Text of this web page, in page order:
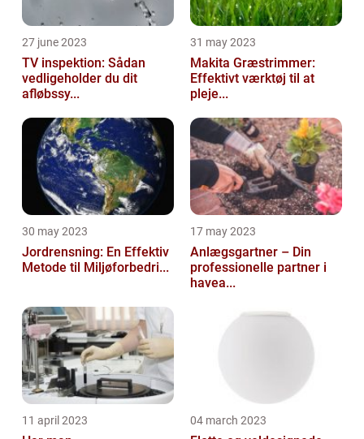
27 june 2023
TV inspektion: Sådan
vedligeholder du dit
afløbssy...
31 may 2023
Makita Græstrimmer:
Effektivt værktøj til at
pleje...
30 may 2023
Jordrensning: En Effektiv
Metode til Miljøforbedri...
17 may 2023
Anlægsgartner – Din
professionelle partner i
havea...
11 april 2023 04 march 2023